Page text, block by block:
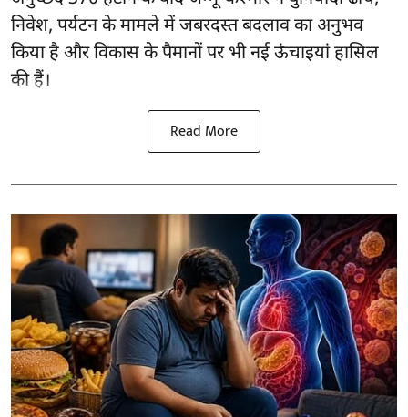
निवेश, पर्यटन के मामले में जबरदस्त बदलाव का अनुभव
किया है और विकास के पैमानों पर भी नई ऊंचाइयां हासिल
की हैं।
Read More